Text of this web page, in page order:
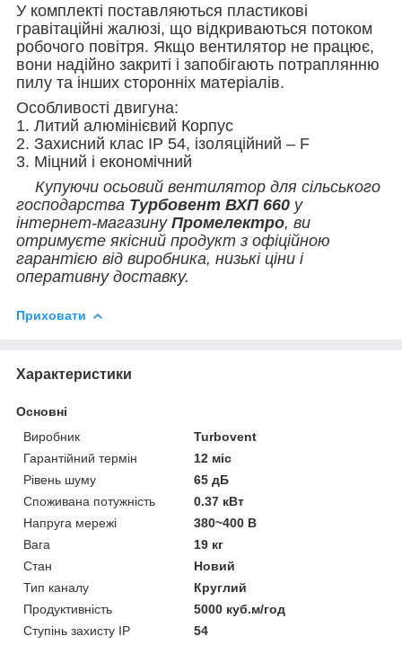
У комплекті поставляються пластикові
гравітаційні жалюзі, що відкриваються потоком
робочого повітря. Якщо вентилятор не працює,
вони надійно закриті і запобігають потраплянню
пилу та інших сторонніх матеріалів.
Особливості двигуна:
1. Литий алюмінієвий Корпус
2. Захисний клас IP 54, ізоляційний – F
3. Міцний і економічний
Купуючи осьовий вентилятор для сільського
господарства Турбовент ВХП 660 у
інтернет-магазину Промелектро, ви
отримуєте якісний продукт з офіційною
гарантією від виробника, низькі ціни і
оперативну доставку.
Приховати
Характеристики
Основні
Виробник
Turbovent
Гарантійний термін
12 міс
Рівень шуму
65 дБ
Споживана потужність
0.37 кВт
Напруга мережі
380~400 В
Вага
19 кг
Стан
Новий
Тип каналу
Круглий
Продуктивність
5000 куб.м/год
Ступінь захисту IP
54